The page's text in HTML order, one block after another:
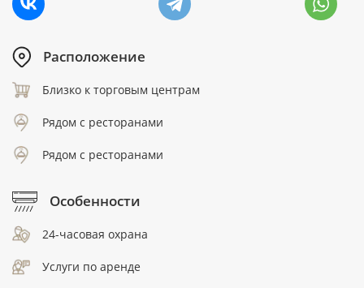
Расположение
Близко к торговым центрам
Рядом с ресторанами
Рядом с ресторанами
Особенности
24-часовая охрана
Услуги по аренде